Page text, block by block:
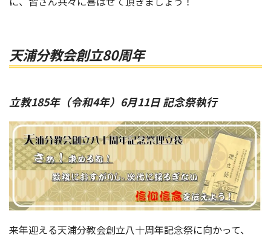
天浦分教会創立80周年
立教185年（令和4年）6月11日 記念祭執行
来年迎える天浦分教会創立八十周年記念祭に向かって、